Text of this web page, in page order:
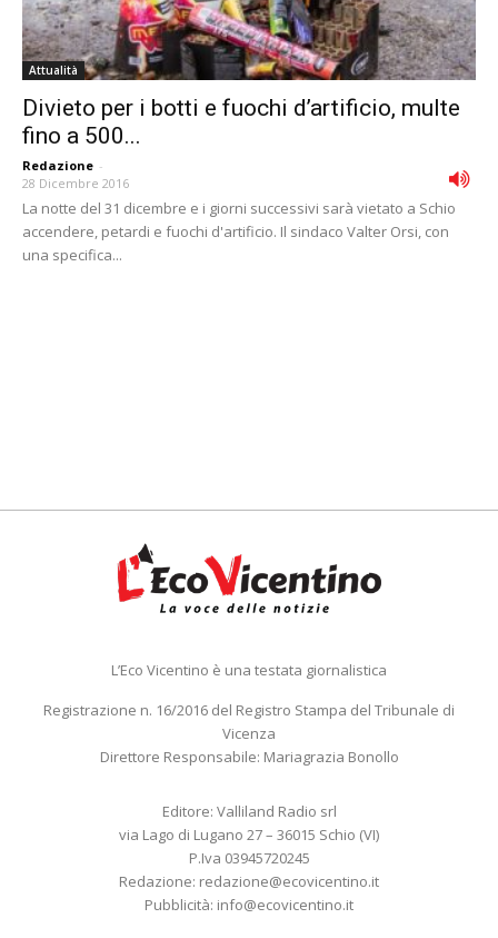
Attualità
Divieto per i botti e fuochi d’artificio, multe
fino a 500...
Redazione -
28 Dicembre 2016
La notte del 31 dicembre e i giorni successivi sarà vietato a Schio
accendere, petardi e fuochi d'artificio. Il sindaco Valter Orsi, con
una specifica...
L’Eco Vicentino è una testata giornalistica
Registrazione n. 16/2016 del Registro Stampa del Tribunale di
Vicenza
Direttore Responsabile: Mariagrazia Bonollo
Editore: Valliland Radio srl
via Lago di Lugano 27 – 36015 Schio (VI)
P.Iva 03945720245
Redazione: redazione@ecovicentino.it
Pubblicità: info@ecovicentino.it